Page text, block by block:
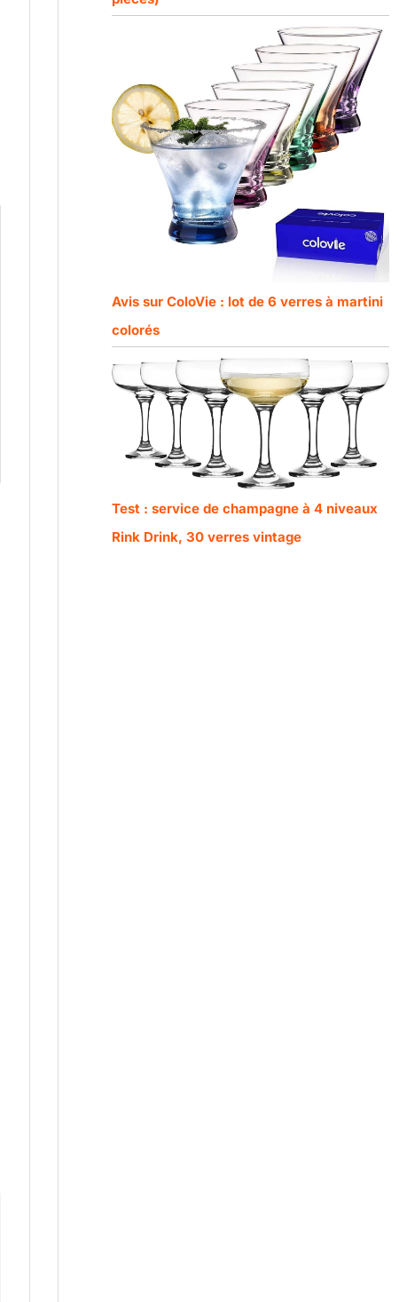
Avis sur ColoVie : lot de 6 verres à martini
colorés
Test : service de champagne à 4 niveaux
Rink Drink, 30 verres vintage